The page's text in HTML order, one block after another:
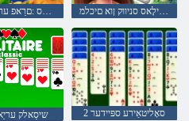
סנָאסַאעס :םרַאפ עריַאטילָאס סקַאעּפירט עריַאטילָאס סניווק ןוא םיכלמ
שיסַאלק סאָליטאַירע ספּיידער 2